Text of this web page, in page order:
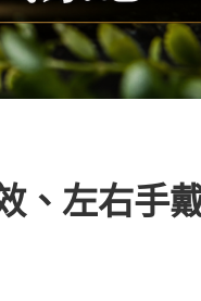
、左右手